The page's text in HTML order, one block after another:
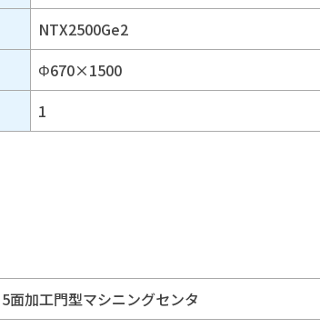
NTX2500Ge2
Φ670×1500
1
5面加工門型マシニングセンタ